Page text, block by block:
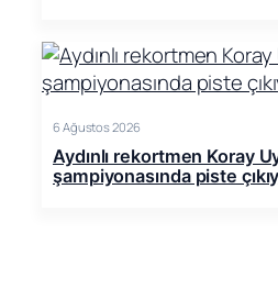
6 Ağustos 2026
Aydınlı rekortmen Koray
şampiyonasında piste